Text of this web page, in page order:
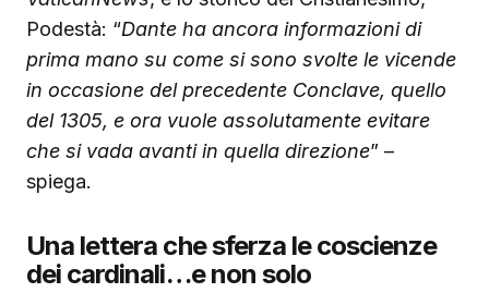
Podestà: “Dante ha ancora informazioni di
prima mano su come si sono svolte le vicende
in occasione del precedente Conclave, quello
del 1305, e ora vuole assolutamente evitare
che si vada avanti in quella direzione” –
spiega.
Una lettera che sferza le coscienze
dei cardinali…e non solo